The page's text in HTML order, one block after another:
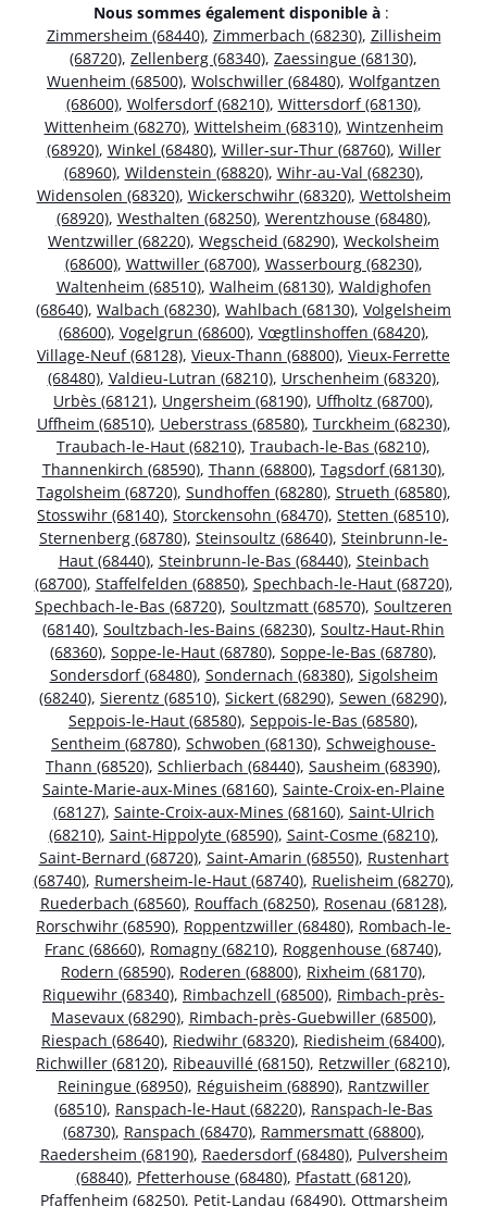
Nous sommes également disponible à :
Zimmersheim (68440), Zimmerbach (68230), Zillisheim
(68720), Zellenberg (68340), Zaessingue (68130),
Wuenheim (68500), Wolschwiller (68480), Wolfgantzen
(68600), Wolfersdorf (68210), Wittersdorf (68130),
Wittenheim (68270), Wittelsheim (68310), Wintzenheim
(68920), Winkel (68480), Willer-sur-Thur (68760), Willer
(68960), Wildenstein (68820), Wihr-au-Val (68230),
Widensolen (68320), Wickerschwihr (68320), Wettolsheim
(68920), Westhalten (68250), Werentzhouse (68480),
Wentzwiller (68220), Wegscheid (68290), Weckolsheim
(68600), Wattwiller (68700), Wasserbourg (68230),
Waltenheim (68510), Walheim (68130), Waldighofen
(68640), Walbach (68230), Wahlbach (68130), Volgelsheim
(68600), Vogelgrun (68600), Vœgtlinshoffen (68420),
Village-Neuf (68128), Vieux-Thann (68800), Vieux-Ferrette
(68480), Valdieu-Lutran (68210), Urschenheim (68320),
Urbès (68121), Ungersheim (68190), Uffholtz (68700),
Uffheim (68510), Ueberstrass (68580), Turckheim (68230),
Traubach-le-Haut (68210), Traubach-le-Bas (68210),
Thannenkirch (68590), Thann (68800), Tagsdorf (68130),
Tagolsheim (68720), Sundhoffen (68280), Strueth (68580),
Stosswihr (68140), Storckensohn (68470), Stetten (68510),
Sternenberg (68780), Steinsoultz (68640), Steinbrunn-le-
Haut (68440), Steinbrunn-le-Bas (68440), Steinbach
(68700), Staffelfelden (68850), Spechbach-le-Haut (68720),
Spechbach-le-Bas (68720), Soultzmatt (68570), Soultzeren
(68140), Soultzbach-les-Bains (68230), Soultz-Haut-Rhin
(68360), Soppe-le-Haut (68780), Soppe-le-Bas (68780),
Sondersdorf (68480), Sondernach (68380), Sigolsheim
(68240), Sierentz (68510), Sickert (68290), Sewen (68290),
Seppois-le-Haut (68580), Seppois-le-Bas (68580),
Sentheim (68780), Schwoben (68130), Schweighouse-
Thann (68520), Schlierbach (68440), Sausheim (68390),
Sainte-Marie-aux-Mines (68160), Sainte-Croix-en-Plaine
(68127), Sainte-Croix-aux-Mines (68160), Saint-Ulrich
(68210), Saint-Hippolyte (68590), Saint-Cosme (68210),
Saint-Bernard (68720), Saint-Amarin (68550), Rustenhart
(68740), Rumersheim-le-Haut (68740), Ruelisheim (68270),
Ruederbach (68560), Rouffach (68250), Rosenau (68128),
Rorschwihr (68590), Roppentzwiller (68480), Rombach-le-
Franc (68660), Romagny (68210), Roggenhouse (68740),
Rodern (68590), Roderen (68800), Rixheim (68170),
Riquewihr (68340), Rimbachzell (68500), Rimbach-près-
Masevaux (68290), Rimbach-près-Guebwiller (68500),
Riespach (68640), Riedwihr (68320), Riedisheim (68400),
Richwiller (68120), Ribeauvillé (68150), Retzwiller (68210),
Reiningue (68950), Réguisheim (68890), Rantzwiller
(68510), Ranspach-le-Haut (68220), Ranspach-le-Bas
(68730), Ranspach (68470), Rammersmatt (68800),
Raedersheim (68190), Raedersdorf (68480), Pulversheim
(68840), Pfetterhouse (68480), Pfastatt (68120),
Pfaffenheim (68250), Petit-Landau (68490), Ottmarsheim